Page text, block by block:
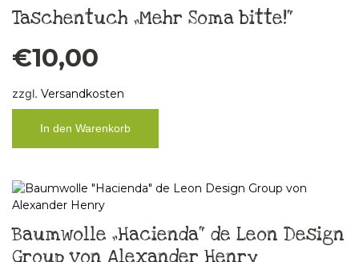
Taschentuch „Mehr Soma bitte!“
€10,00
zzgl. Versandkosten
In den Warenkorb
Baumwolle „Hacienda“ de Leon Design